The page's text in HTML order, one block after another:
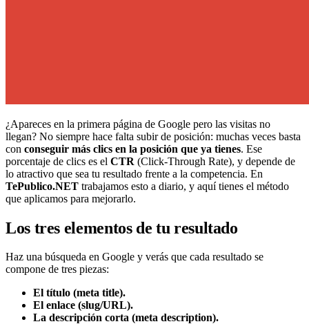
¿Apareces en la primera página de Google pero las visitas no
llegan? No siempre hace falta subir de posición: muchas veces basta
con conseguir más clics en la posición que ya tienes. Ese
porcentaje de clics es el CTR (Click-Through Rate), y depende de
lo atractivo que sea tu resultado frente a la competencia. En
TePublico.NET trabajamos esto a diario, y aquí tienes el método
que aplicamos para mejorarlo.
Los tres elementos de tu resultado
Haz una búsqueda en Google y verás que cada resultado se
compone de tres piezas:
El título (meta title).
El enlace (slug/URL).
La descripción corta (meta description).